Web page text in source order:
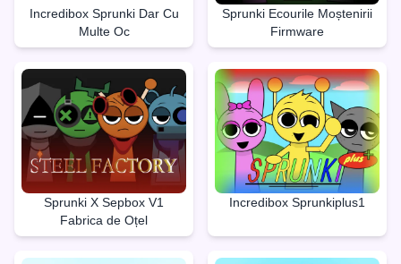
Incredibox Sprunki Dar Cu
Multe Oc
Sprunki Ecourile Moștenirii
Firmware
Sprunki X Sepbox V1
Fabrica de Oțel
Incredibox Sprunkiplus1